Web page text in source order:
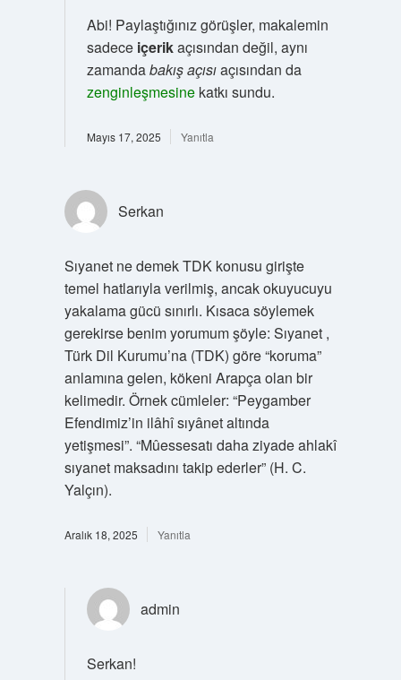
Abi! Paylaştığınız görüşler, makalemin
sadece içerikaçısından değil, aynı
zamandabakış açısıaçısından da
zenginleşmesinekatkı sundu.
Mayıs 17, 2025 Yanıtla
Serkan
Sıyanet ne demek TDK konusu girişte
temel hatlarıyla verilmiş, ancak okuyucuyu
yakalama gücü sınırlı. Kısaca söylemek
gerekirse benim yorumum şöyle: Sıyanet ,
Türk Dil Kurumu’na (TDK) göre “koruma”
anlamına gelen, kökeni Arapça olan bir
kelimedir. Örnek cümleler: “Peygamber
Efendimiz’in ilâhî sıyânet altında
yetişmesi”. “Mûessesatı daha ziyade ahlakî
sıyanet maksadını takip ederler” (H. C.
Yalçın).
Aralık 18, 2025 Yanıtla
admin
Serkan!